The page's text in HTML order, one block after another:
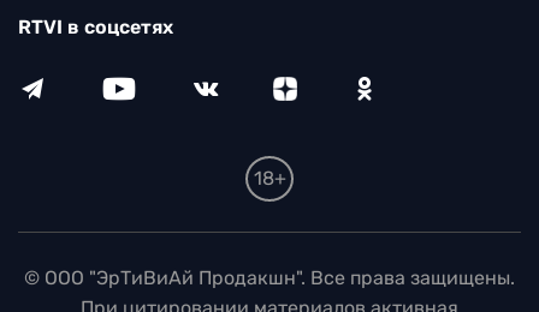
RTVI в соцсетях
18+
© ООО "ЭрТиВиАй Продакшн". Все права защищены.